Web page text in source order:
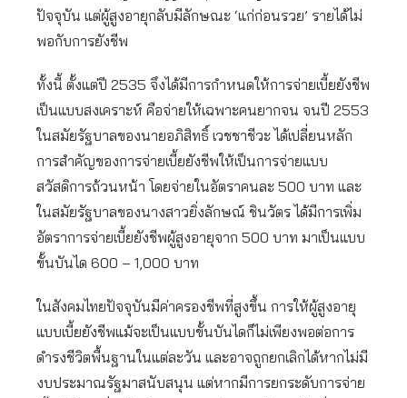
ปัจจุบัน แต่ผู้สูงอายุกลับมีลักษณะ ‘แก่ก่อนรวย’ รายได้ไม่
พอกับการยังชีพ
ทั้งนี้ ตั้งแต่ปี 2535 จึงได้มีการกำหนดให้การจ่ายเบี้ยยังชีพ
เป็นแบบสงเคราะห์ คือจ่ายให้เฉพาะคนยากจน จนปี 2553
ในสมัยรัฐบาลของนายอภิสิทธิ์ เวชชาชีวะ ได้เปลี่ยนหลัก
การสำคัญของการจ่ายเบี้ยยังชีพให้เป็นการจ่ายแบบ
สวัสดิการถ้วนหน้า โดยจ่ายในอัตราคนละ 500 บาท และ
ในสมัยรัฐบาลของนางสาวยิ่งลักษณ์ ชินวัตร ได้มีการเพิ่ม
อัตราการจ่ายเบี้ยยังชีพผู้สูงอายุจาก 500 บาท มาเป็นแบบ
ขั้นบันได 600 – 1,000 บาท
ในสังคมไทยปัจจุบันมีค่าครองชีพที่สูงขึ้น การให้ผู้สูงอายุ
แบบเบี้ยยังชีพแม้จะเป็นแบบขั้นบันไดก็ไม่เพียงพอต่อการ
ดำรงชีวิตพื้นฐานในแต่ละวัน และอาจถูกยกเลิกได้หากไม่มี
งบประมาณรัฐมาสนับสนุน แต่หากมีการยกระดับการจ่าย